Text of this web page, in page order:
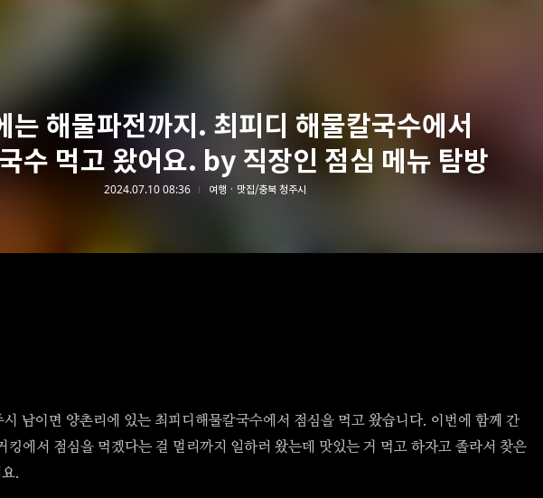
는 해물파전까지. 최피디 해물칼국수에서
수 먹고 왔어요. by 직장인 점심 메뉴 탐방
2024.07.10 08:36 여행 · 맛집/충북 청주시
남이면 양촌리에 있는 최피디해물칼국수에서 점심을 먹고 왔습니다. 이번에 함께 간
킹에서 점심을 먹겠다는 걸 멀리까지 일하러 왔는데 맛있는 거 먹고 하자고 졸라서 찾은
.